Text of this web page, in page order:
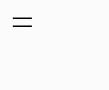
lisati ostukorvi.